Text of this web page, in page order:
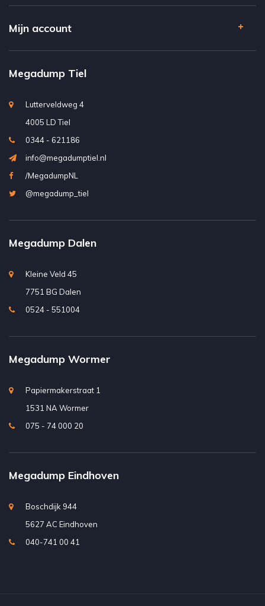
Mijn account
Megadump Tiel
Lutterveldweg 4
4005 LD Tiel
0344 - 621186
info@megadumptiel.nl
/MegadumpNL
@megadump_tiel
Megadump Dalen
Kleine Veld 45
7751 BG Dalen
0524 - 551004
Megadump Wormer
Papiermakerstraat 1
1531 NA Wormer
075 - 74 000 20
Megadump Eindhoven
Boschdijk 944
5627 AC Eindhoven
040-741 00 41